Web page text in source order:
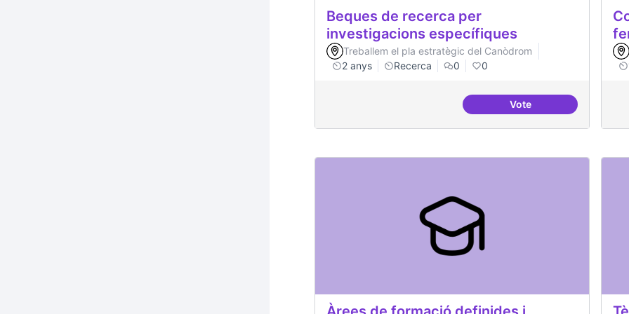
Beques de recerca per
investigacions específiques
Treballem el pla estratègic del Canòdrom
2 anys
Recerca 0 0
VoteBeques de recerca